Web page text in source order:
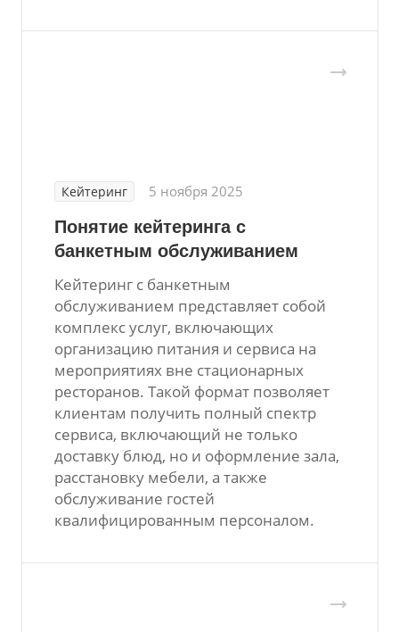
Кейтеринг 5 ноября 2025
Понятие кейтеринга с
банкетным обслуживанием
Кейтеринг с банкетным
обслуживанием представляет собой
комплекс услуг, включающих
организацию питания и сервиса на
мероприятиях вне стационарных
ресторанов. Такой формат позволяет
клиентам получить полный спектр
сервиса, включающий не только
доставку блюд, но и оформление зала,
расстановку мебели, а также
обслуживание гостей
квалифицированным персоналом.